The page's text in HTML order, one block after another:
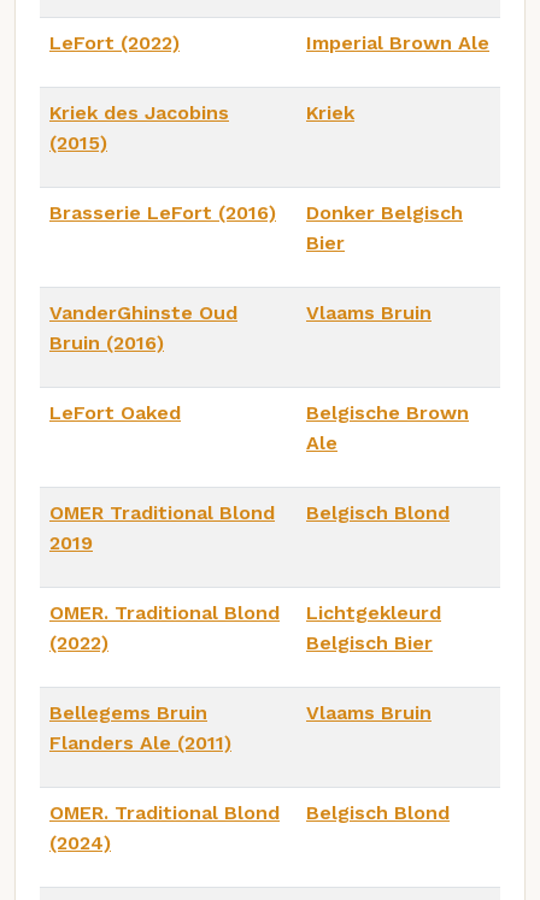
LeFort (2022) Imperial Brown Ale
Kriek des Jacobins
(2015)
Kriek
Brasserie LeFort (2016)
Donker Belgisch
Bier
VanderGhinste Oud
Bruin (2016)
Vlaams Bruin
LeFort Oaked
Belgische Brown
Ale
OMER Traditional Blond
2019
Belgisch Blond
OMER. Traditional Blond
(2022)
Lichtgekleurd
Belgisch Bier
Bellegems Bruin
Flanders Ale (2011)
Vlaams Bruin
OMER. Traditional Blond
(2024)
Belgisch Blond